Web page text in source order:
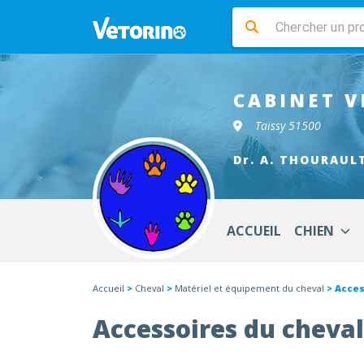
CABINET
Taissy 51500
Dr. A.
ACCUEIL CHIEN
Accueil > Cheval > Matériel et équipement du cheval >
Accessoires du cheval